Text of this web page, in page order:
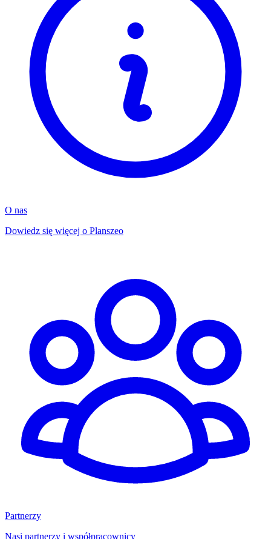
O nas
Dowiedz się więcej o Planszeo
Partnerzy
Nasi partnerzy i współpracownicy